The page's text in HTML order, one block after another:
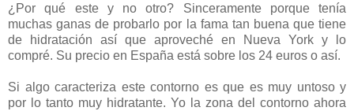
¿Por qué este y no otro? Sinceramente porque tenía
muchas ganas de probarlo por la fama tan buena que tiene
de hidratación así que aproveché en Nueva York y lo
compré. Su precio en España está sobre los 24 euros o así.
Si algo caracteriza este contorno es que es muy untoso y
por lo tanto muy hidratante. Yo la zona del contorno ahora